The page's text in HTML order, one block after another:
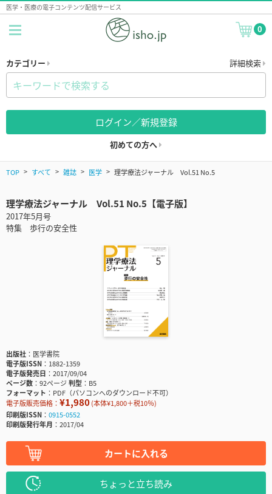
医学・医療の電子コンテンツ配信サービス
0
カテゴリー 詳細検索
ログイン／新規登録
初めての方へ
TOP すべて 雑誌 医学 理学療法ジャーナル Vol.51 No.5
理学療法ジャーナル Vol.51 No.5【電子版】
2017年5月号
特集 歩行の安全性
出版社
医学書院
電子版ISSN
1882-1359
電子版発売日
2017/09/04
ページ数
92ページ判型
B5
フォーマット
PDF（パソコンへのダウンロード不可）
電子版販売価格： ¥1,980(本体¥1,800＋税10％)
印刷版ISSN
0915-0552
印刷版発行年月
2017/04
カートに入れる
ちょっと立ち読み